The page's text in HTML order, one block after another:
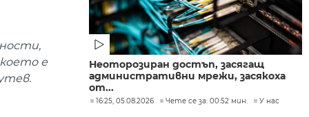
е
Неоторозиран достъп, засягащ
административни мрежи, засякоха
от...
16:25, 05.08.2026 Чете се за: 00:52 мин. У нас